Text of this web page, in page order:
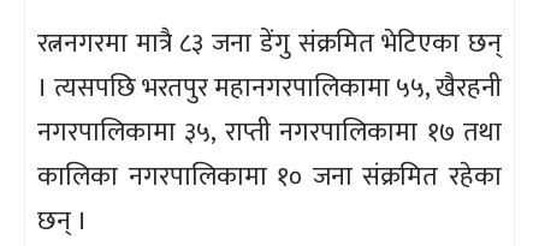
रत्ननगरमा मात्रै ८३ जना डेंगु संक्रमित भेटिएका छन्
। त्यसपछि भरतपुर महानगरपालिकामा ५५, खैरहनी
नगरपालिकामा ३५, राप्ती नगरपालिकामा १७ तथा
कालिका नगरपालिकामा १० जना संक्रमित रहेका
छन् ।